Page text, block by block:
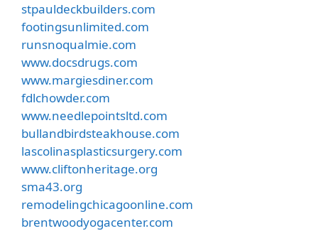
stpauldeckbuilders.com
footingsunlimited.com
runsnoqualmie.com
www.docsdrugs.com
www.margiesdiner.com
fdlchowder.com
www.needlepointsltd.com
bullandbirdsteakhouse.com
lascolinasplasticsurgery.com
www.cliftonheritage.org
sma43.org
remodelingchicagoonline.com
brentwoodyogacenter.com